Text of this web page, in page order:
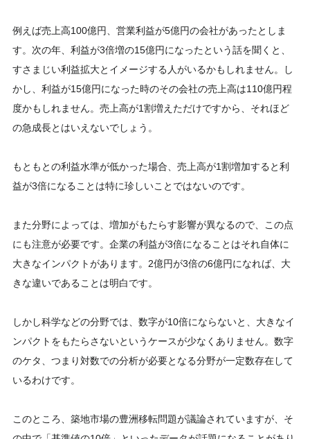
例えば売上高100億円、営業利益が5億円の会社があったとしま
す。次の年、利益が3倍増の15億円になったという話を聞くと、
すさまじい利益拡大とイメージする人がいるかもしれません。し
かし、利益が15億円になった時のその会社の売上高は110億円程
度かもしれません。売上高が1割増えただけですから、それほど
の急成長とはいえないでしょう。
もともとの利益水準が低かった場合、売上高が1割増加すると利
益が3倍になることは特に珍しいことではないのです。
また分野によっては、増加がもたらす影響が異なるので、この点
にも注意が必要です。企業の利益が3倍になることはそれ自体に
大きなインパクトがあります。2億円が3倍の6億円になれば、大
きな違いであることは明白です。
しかし科学などの分野では、数字が10倍にならないと、大きなイ
ンパクトをもたらさないというケースが少なくありません。数字
のケタ、つまり対数での分析が必要となる分野が一定数存在して
いるわけです。
このところ、築地市場の豊洲移転問題が議論されていますが、そ